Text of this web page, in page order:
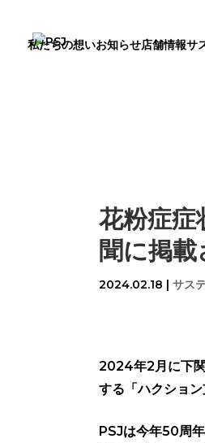
私たちの想いお知らせ店舗情報サ
花粉症
聞に掲載
2024.02.18 | サス
2024年2月に下
する「ハクショ
PSJは今年50周